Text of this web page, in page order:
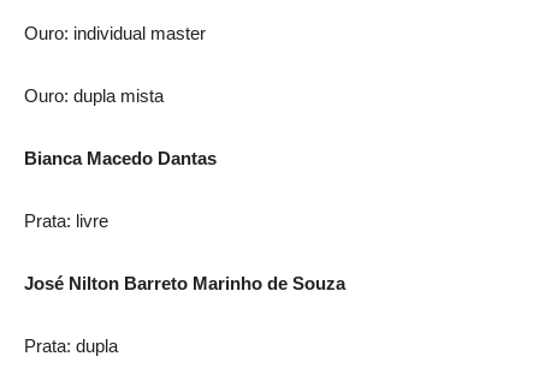
Ouro: individual master
Ouro: dupla mista
Bianca Macedo Dantas
Prata: livre
José Nilton Barreto Marinho de Souza
Prata: dupla